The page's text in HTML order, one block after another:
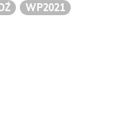
WP2021